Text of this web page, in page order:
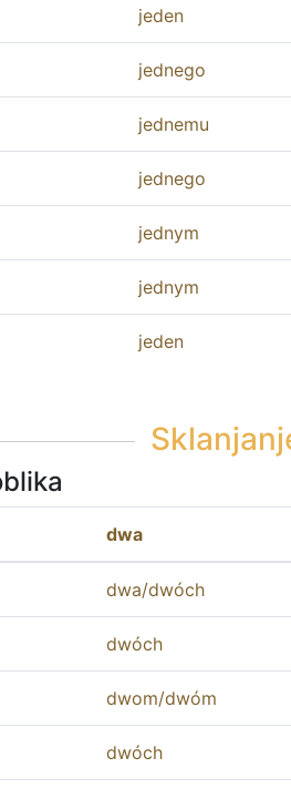
jeden
jednego
jednemu
jednego
jednym
jednym
jeden
dwa
dwa/dwóch
dwóch
dwom/dwóm
dwóch